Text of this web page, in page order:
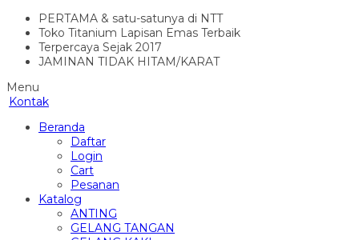
PERTAMA & satu-satunya di NTT
Toko Titanium Lapisan Emas Terbaik
Terpercaya Sejak 2017
JAMINAN TIDAK HITAM/KARAT
Menu
Kontak
Beranda
Daftar
Login
Cart
Pesanan
Katalog
ANTING
GELANG TANGAN